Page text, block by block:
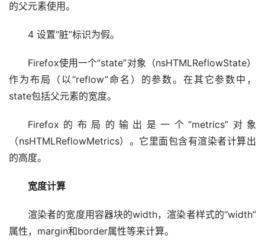
的父元素使用。
4 设置“脏”标识为假。
Firefox使用一个“state”对象（nsHTMLReflowState）
作为布局（以“reflow”命名）的参数。在其它参数中，
state包括父元素的宽度。
Firefox的布局的输出是一个“metrics”对象
（nsHTMLReflowMetrics）。它里面包含有渲染者计算出
的高度。
宽度计算
渲染者的宽度用容器块的width，渲染者样式的“width”
属性，margin和border属性等来计算。